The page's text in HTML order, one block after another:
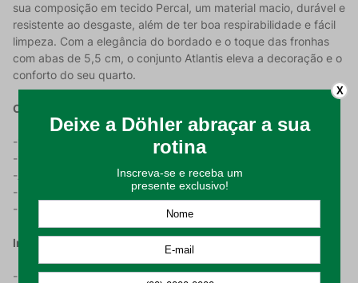
sua composição em tecido Percal, um material macio, durável e
resistente ao desgaste, além de ter boa respirabilidade e fácil
limpeza. Com a elegância do bordado e o toque das fronhas
com abas de 5,5 cm, o conjunto Atlantis eleva a decoração e o
conforto do seu quarto.
Características do Produto:
-100% algodão, para maior conforto e maciez;
-180 fios para resistência e suavidade;
-Apresenta fio penteado e tecido Percal;
-Bordado sofisticado,
-Possui 2 (duas) peças.
Instruções de Uso e Conservação:
-Realizar a higienização do produto antes de utilizar.
X